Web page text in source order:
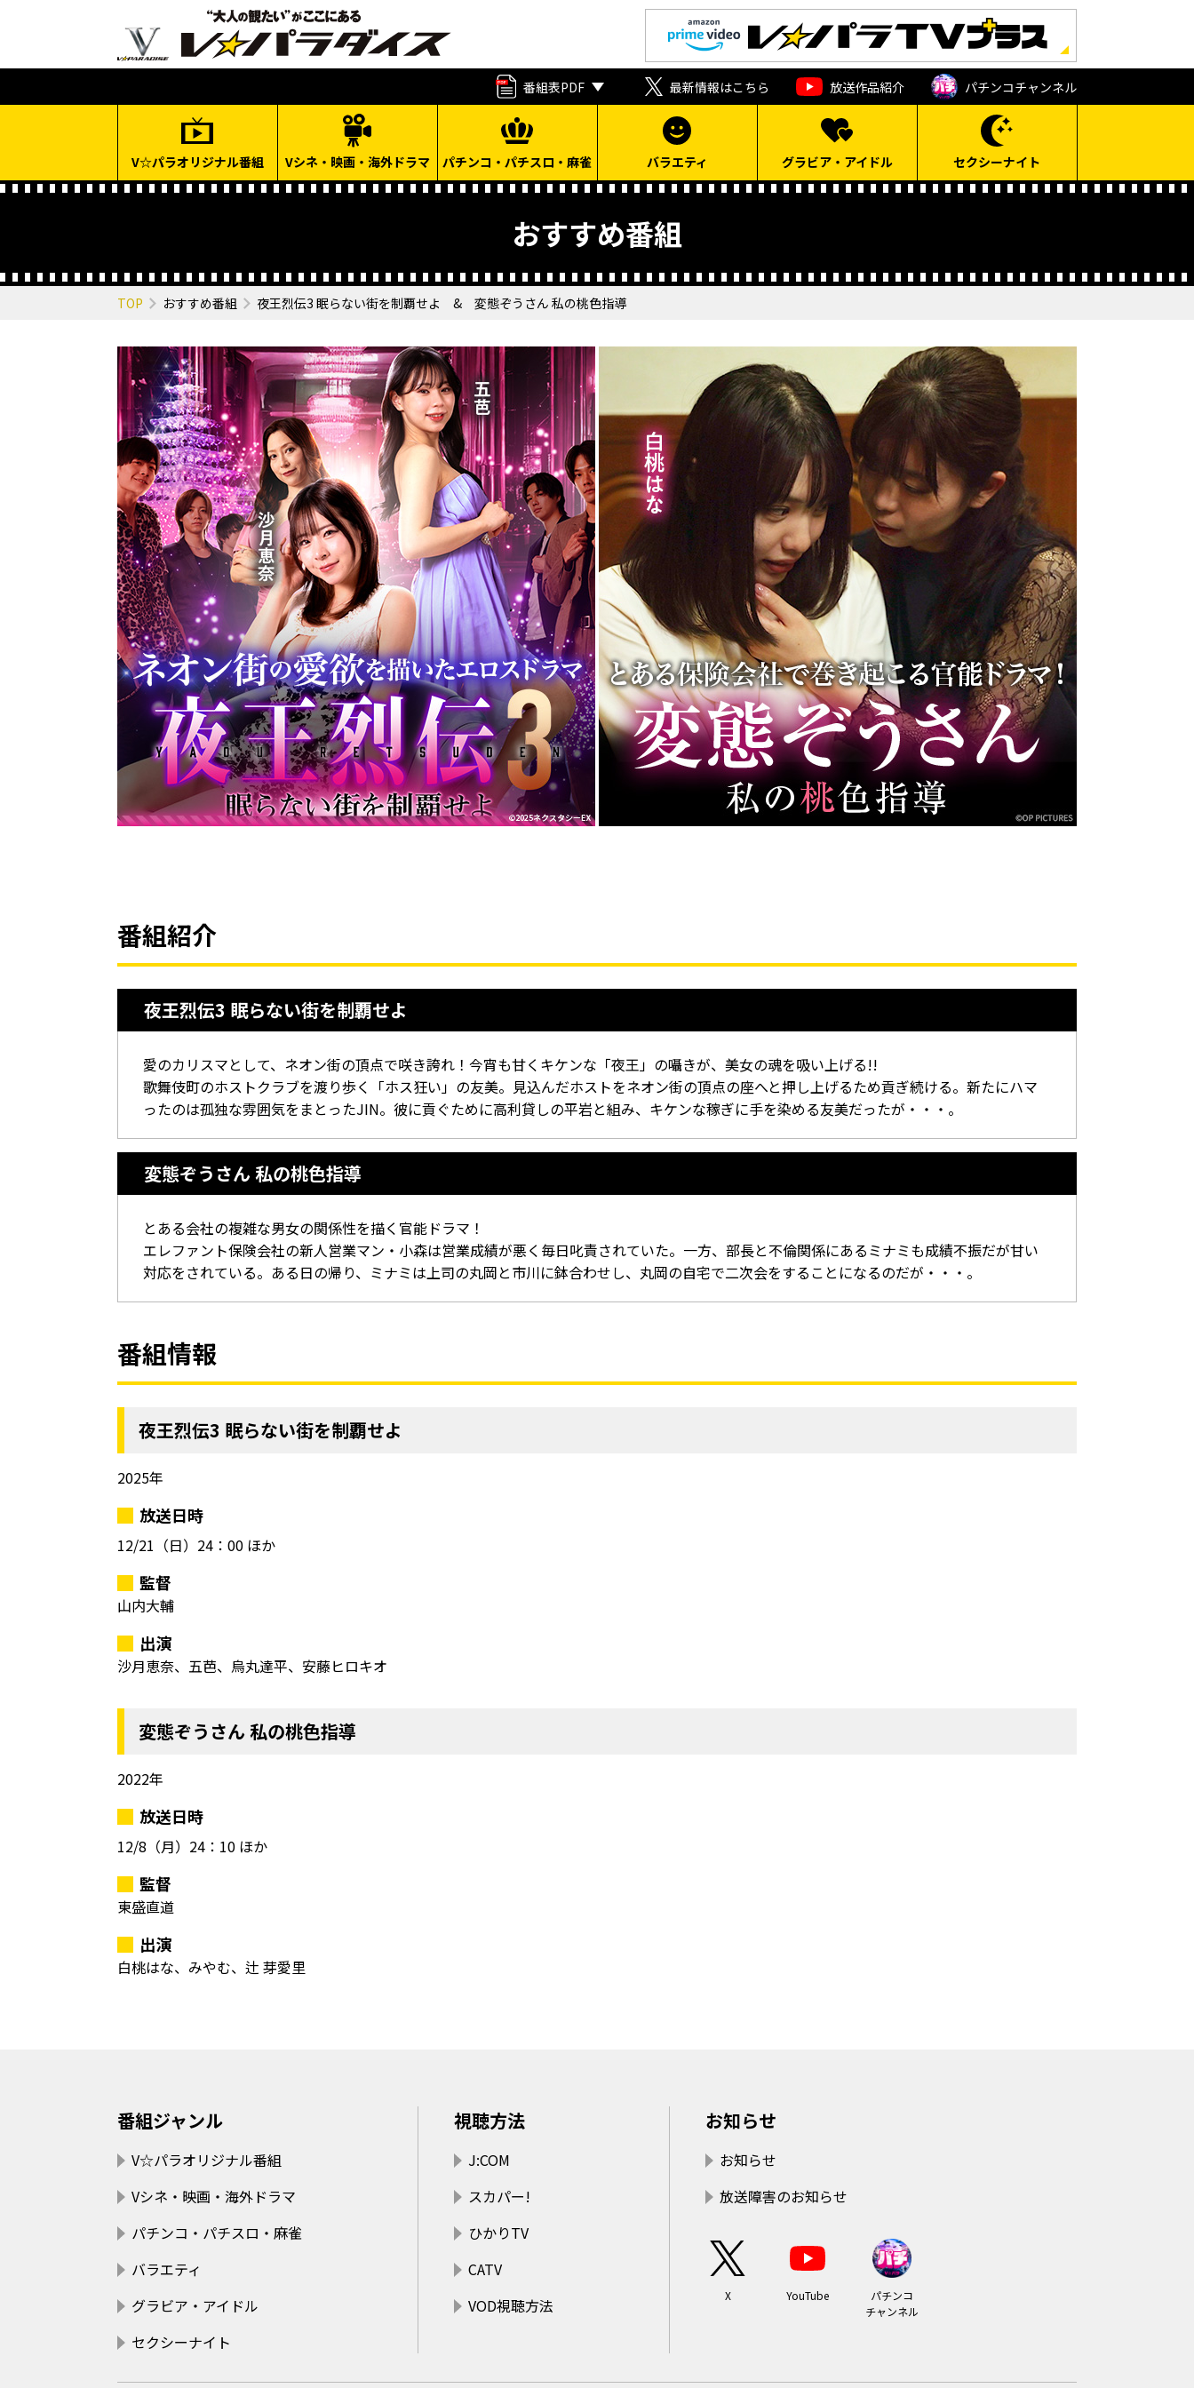
番組表PDF 最新情報はこちら 放送作品紹介 パチンコチャンネル
V☆パラオリジナル番組 Vシネ・映画・海外ドラマ パチンコ・パチスロ・麻雀 バラエティ グラビア・アイドル セクシーナイト
おすすめ番組
TOP おすすめ番組 夜王烈伝3 眠らない街を制覇せよ & 変態ぞうさん 私の桃色指導
番組紹介
夜王烈伝3 眠らない街を制覇せよ
愛のカリスマとして、ネオン街の頂点で咲き誇れ！今宵も甘くキケンな「夜王」の囁きが、美女の魂を吸い上げる!!
歌舞伎町のホストクラブを渡り歩く「ホス狂い」の友美。見込んだホストをネオン街の頂点の座へと押し上げるため貢ぎ続ける。新たにハマ
ったのは孤独な雰囲気をまとったJIN。彼に貢ぐために高利貸しの平岩と組み、キケンな稼ぎに手を染める友美だったが・・・。
変態ぞうさん 私の桃色指導
とある会社の複雑な男女の関係性を描く官能ドラマ！
エレファント保険会社の新人営業マン・小森は営業成績が悪く毎日叱責されていた。一方、部長と不倫関係にあるミナミも成績不振だが甘い
対応をされている。ある日の帰り、ミナミは上司の丸岡と市川に鉢合わせし、丸岡の自宅で二次会をすることになるのだが・・・。
番組情報
夜王烈伝3 眠らない街を制覇せよ
2025年
放送日時
12/21（日） 24：00 ほか
監督
山内大輔
出演
沙月恵奈、五芭、烏丸達平、安藤ヒロキオ
変態ぞうさん 私の桃色指導
2022年
放送日時
12/8（月） 24：10 ほか
監督
東盛直道
出演
白桃はな、みやむ、辻 芽愛里
番組ジャンル
V☆パラオリジナル番組
Vシネ・映画・海外ドラマ
パチンコ・パチスロ・麻雀
バラエティ
グラビア・アイドル
セクシーナイト
視聴方法
J:COM
スカパー!
ひかりTV
CATV
VOD視聴方法
お知らせ
お知らせ
放送障害のお知らせ
X YouTube
パチンコ
チャンネル